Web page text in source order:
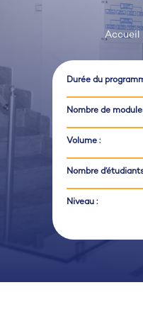
Accueil
Durée du
Nombre de
Volume :
Nombre
Niveau :